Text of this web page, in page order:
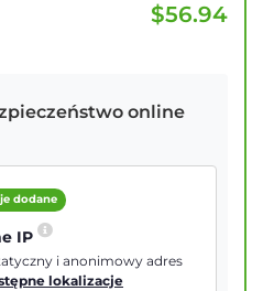
$56.94
online
dodane
IP
i anonimowy adres
lokalizacje